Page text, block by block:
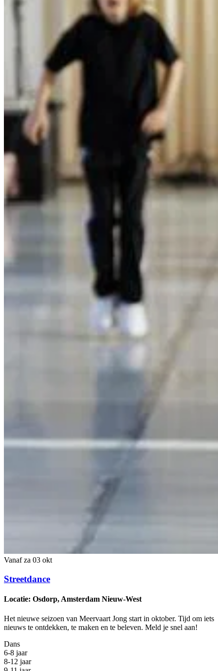
Vanaf za 03 okt
Streetdance
Locatie: Osdorp, Amsterdam Nieuw-West
Het nieuwe seizoen van Meervaart Jong start in oktober. Tijd om iets
nieuws te ontdekken, te maken en te beleven. Meld je snel aan!
Dans
6-8 jaar
8-12 jaar